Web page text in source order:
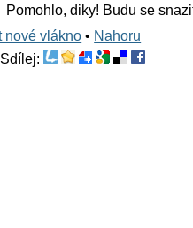
Pomohlo, diky! Budu se
nové vlákno • Nahoru
Sdílej: